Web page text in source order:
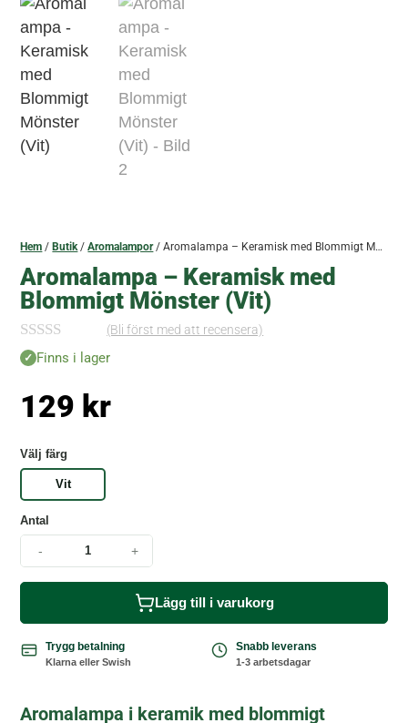
Hem / Butik/Aromalampor/ Aromalampa – Keramisk med Blommigt Mönster (Vit)
Aromalampa – Keramisk med
Blommigt Mönster (Vit)
I
n
a
c
e
n
o
n
r
(Bli först med att recensera)
Finns i lager
129 kr
Välj färg
Vit
Antal
- +
Lägg till i varukorg
Trygg betalning
Klarna eller Swish
Snabb leverans
1-3 arbetsdagar
Aromalampa i keramik med blommigt